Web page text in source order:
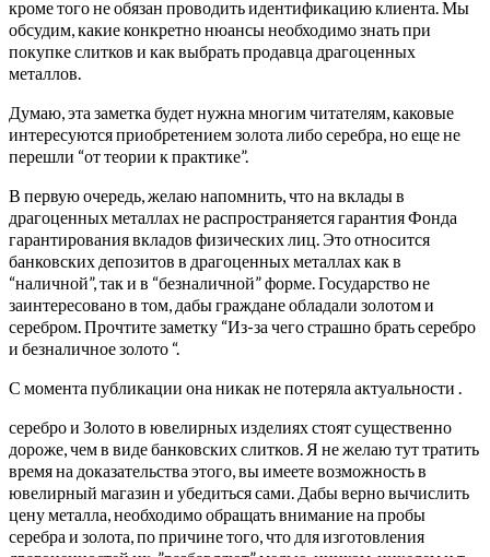
кроме того не обязан проводить идентификацию клиента. Мы
обсудим, какие конкретно нюансы необходимо знать при
покупке слитков и как выбрать продавца драгоценных
металлов.
Думаю, эта заметка будет нужна многим читателям, каковые
интересуются приобретением золота либо серебра, но еще не
перешли “от теории к практике”.
В первую очередь, желаю напомнить, что на вклады в
драгоценных металлах не распространяется гарантия Фонда
гарантирования вкладов физических лиц. Это относится
банковских депозитов в драгоценных металлах как в
“наличной”, так и в “безналичной” форме. Государство не
заинтересовано в том, дабы граждане обладали золотом и
серебром. Прочтите заметку “Из-за чего страшно брать серебро
и безналичное золото “.
С момента публикации она никак не потеряла актуальности .
серебро и Золото в ювелирных изделиях стоят существенно
дороже, чем в виде банковских слитков. Я не желаю тут тратить
время на доказательства этого, вы имеете возможность в
ювелирный магазин и убедиться сами. Дабы верно вычислить
цену металла, необходимо обращать внимание на пробы
серебра и золота, по причине того, что для изготовления